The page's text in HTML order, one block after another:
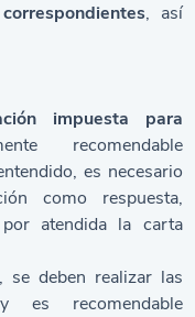
, así
impuesta para
recomendable
es necesario
como respuesta,
atendida la carta
deben realizar las
y es recomendable